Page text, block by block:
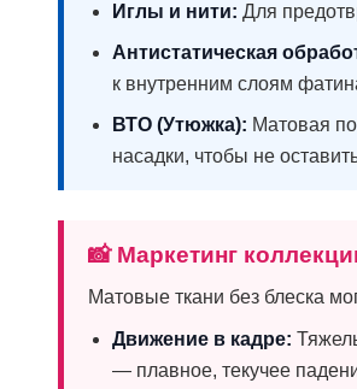
Иглы и нити: Для
Антистатическая
к внутренним слоям
ВТО (Утюжка): Матовая
насадки, чтобы не
📸 Маркетинг
Матовые ткани без блеска
Движение в кадре:
— плавное, текучее